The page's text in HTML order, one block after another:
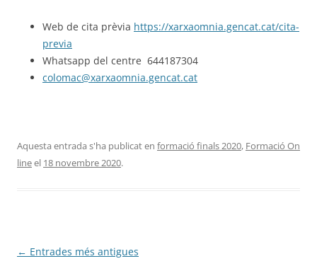
Web de cita prèvia https://xarxaomnia.gencat.cat/cita-
previa
Whatsapp del centre 644187304
colomac@xarxaomnia.gencat.cat
Aquesta entrada s'ha publicat en formació finals 2020, Formació On
lineel 18 novembre 2020.
Navegació
← Entrades més antigues